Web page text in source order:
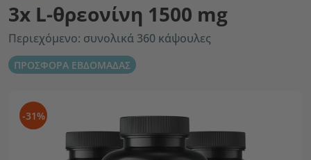
3x L-θρεονίνη 1500 mg
Περιεχόμενο: συνολικά 360 κάψουλες
ΠΡΟΣΦΟΡΑ ΕΒΔΟΜΑΔΑΣ
-31%